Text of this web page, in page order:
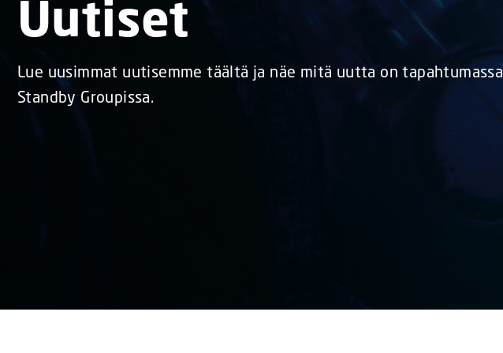
Uutiset
Lue uusimmat uutisemme täältä ja näe mitä uutta on tapahtumassa
Standby Groupissa.